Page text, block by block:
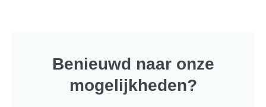
Benieuwd naar onze
mogelijkheden?